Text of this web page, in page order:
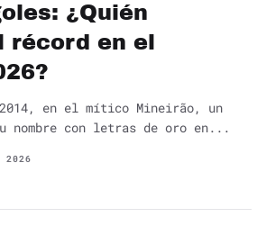
¿Quién
récord en el
en el mítico Mineirão, un
nombre con letras de oro en...
2026